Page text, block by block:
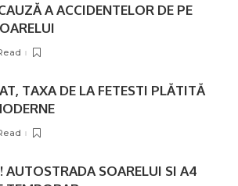
A ACCIDENTELOR DE PE
TAXA DE LA FETESTI PLĂTITĂ
AUTOSTRADA SOARELUI SI A4